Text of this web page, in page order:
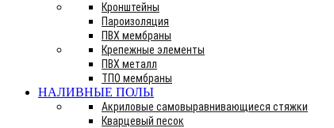
Кронштейны
Пароизоляция
ПВХ мембраны
Крепежные элементы
ПВХ металл
ТПО мембраны
НАЛИВНЫЕ ПОЛЫ
Акриловые самовыравнивающиеся стяжки
Кварцевый песок